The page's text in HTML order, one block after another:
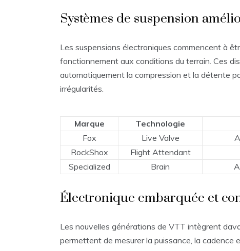
Systèmes de suspension
Les suspensions électroniques commencent à
fonctionnement aux conditions du terrain. Ces
automatiquement la compression et la détente
irrégularités.
Marque Technologie
Fox
Live Valve
RockShox
Flight Attendant
Specialized
Brain
Électronique embarquée et
Les nouvelles générations de VTT intègrent
permettent de mesurer la puissance, la cadence